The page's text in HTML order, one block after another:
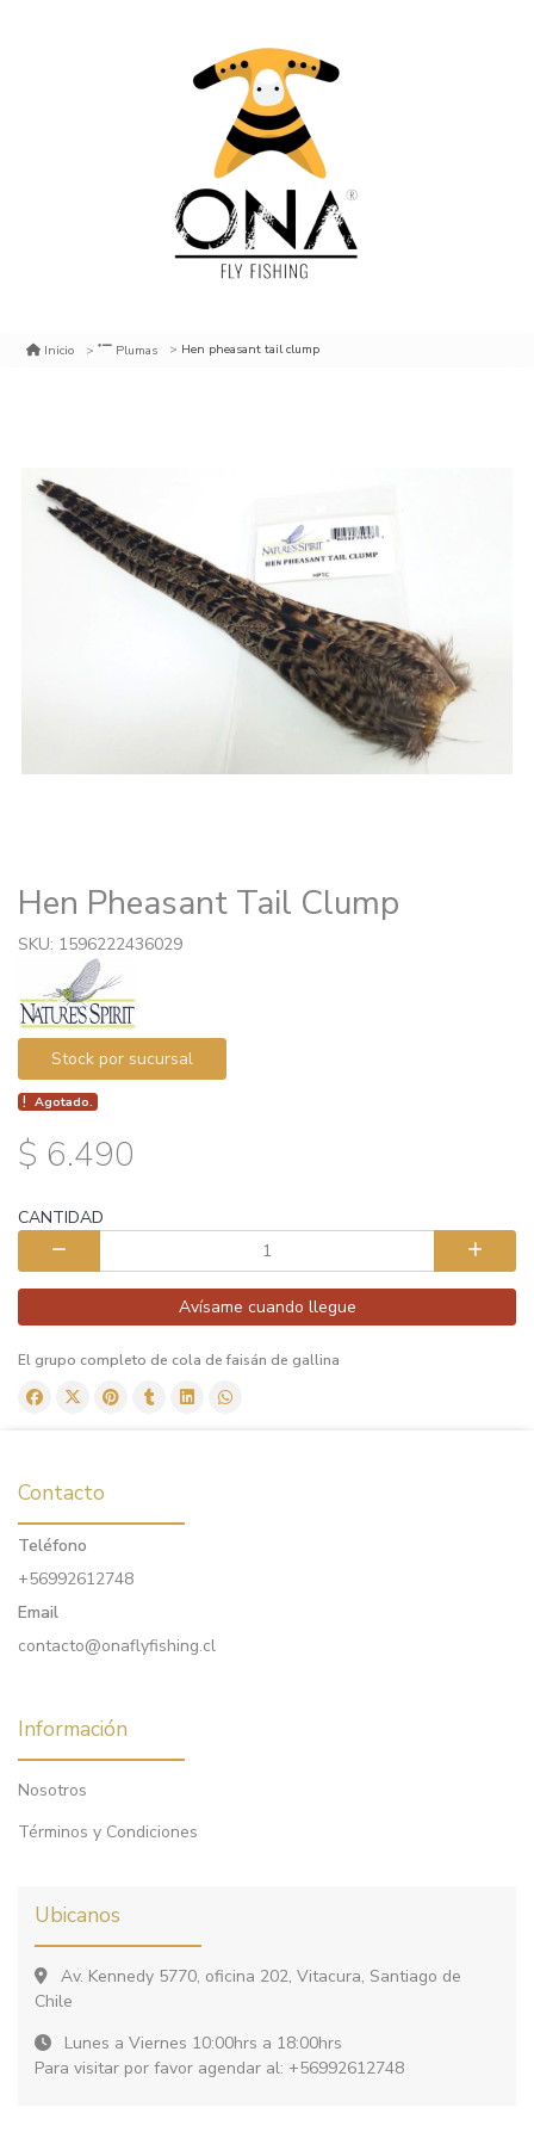
Inicio Plumas Hen pheasant tail clump
Hen Pheasant Tail Clump
SKU: 1596222436029
Stock por sucursal
Agotado.
$ 6.490
CANTIDAD
Avísame cuando llegue
El grupo completo de cola de faisán de gallina
Contacto
Teléfono
+56992612748
Email
contacto@onaflyfishing.cl
Información
Nosotros
Términos y Condiciones
Ubicanos
Av. Kennedy 5770, oficina 202, Vitacura, Santiago de
Chile
Lunes a Viernes 10:00hrs a 18:00hrs
Para visitar por favor agendar al: +56992612748